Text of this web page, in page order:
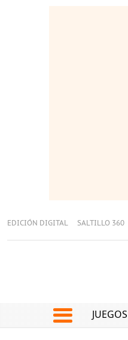
EDICIÓN DIGITAL SALTILLO 360
JUEGOS